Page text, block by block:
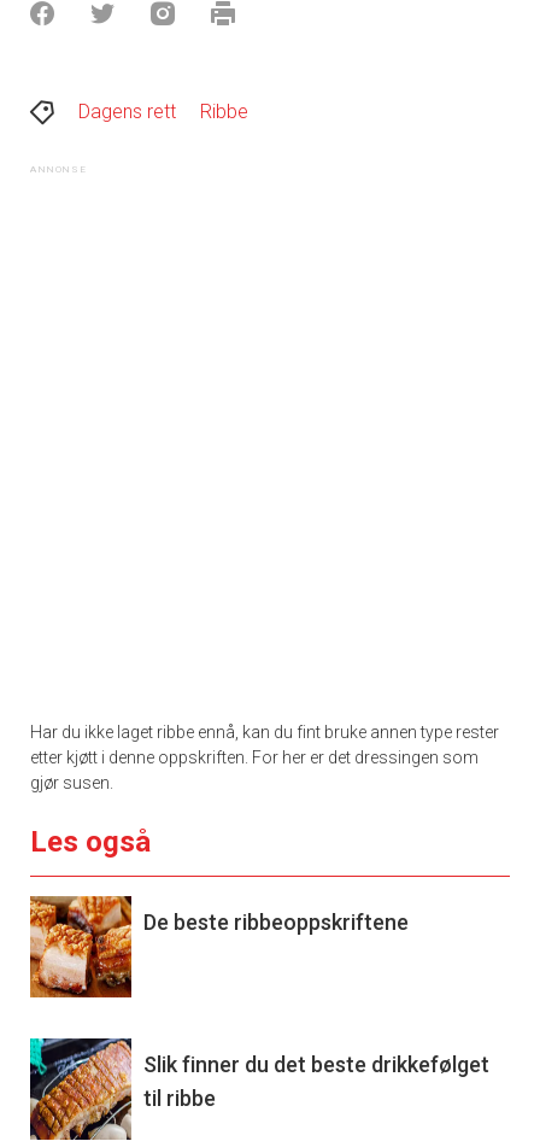
Dagens rett Ribbe
Har du ikke laget ribbe ennå, kan du fint bruke annen type rester
etter kjøtt i denne oppskriften. For her er det dressingen som
gjør susen.
Les også
De beste ribbeoppskriftene
Slik finner du det beste drikkefølget
til ribbe